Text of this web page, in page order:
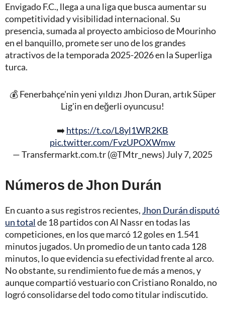
Envigado F.C., llega a una liga que busca aumentar su
competitividad y visibilidad internacional. Su
presencia, sumada al proyecto ambicioso de Mourinho
en el banquillo, promete ser uno de los grandes
atractivos de la temporada 2025-2026 en la Superliga
turca.
💰 Fenerbahçe'nin yeni yıldızı Jhon Duran, artık Süper
Lig'in en değerli oyuncusu!
➡️https://t.co/L8yl1WR2KB
pic.twitter.com/FvzUPOXWmw
— Transfermarkt.com.tr (@TMtr_news) July 7, 2025
Números de Jhon Durán
En cuanto a sus registros recientes, Jhon Durán disputó
un totalde 18 partidos con Al Nassr en todas las
competiciones, en los que marcó 12 goles en 1.541
minutos jugados. Un promedio de un tanto cada 128
minutos, lo que evidencia su efectividad frente al arco.
No obstante, su rendimiento fue de más a menos, y
aunque compartió vestuario con Cristiano Ronaldo, no
logró consolidarse del todo como titular indiscutido.